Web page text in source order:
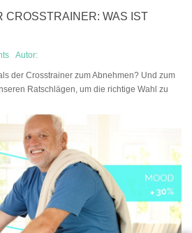
CROSSTRAINER: WAS IST
Autor:
der Crosstrainer zum Abnehmen? Und zum
Ratschlägen, um die richtige Wahl zu